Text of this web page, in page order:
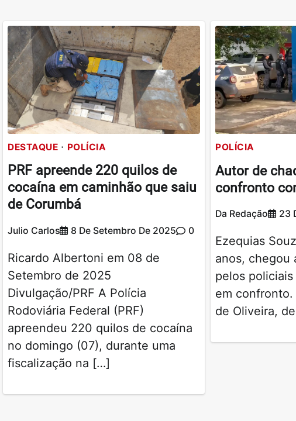
DESTAQUE POLÍCIA
PRF apreende 220 quilos de
cocaína em caminhão que saiu
de Corumbá
Julio Carlos 8 De Setembro De 2025 0
Ricardo Albertoni em 08 de
Setembro de 2025
Divulgação/PRF A Polícia
Rodoviária Federal (PRF)
apreendeu 220 quilos de cocaína
no domingo (07), durante uma
fiscalização na […]
POLÍCIA
Autor de
confronto
Da Redação 23
Ezequias
anos, chegou
pelos
em confronto.
de Oliveira,